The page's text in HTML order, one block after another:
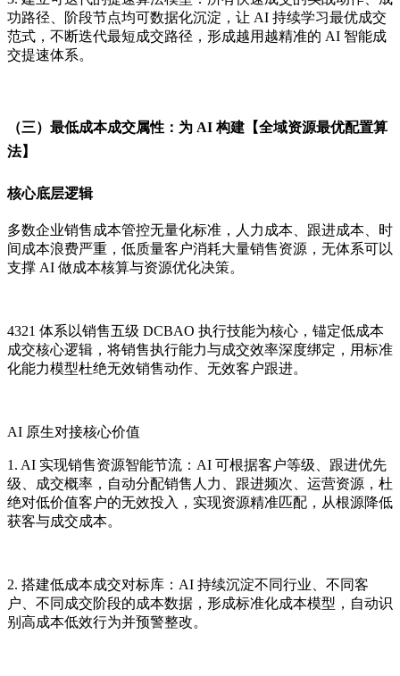
功路径、阶段节点均可数据化沉淀，让 AI 持续学习最优成交
范式，不断迭代最短成交路径，形成越用越精准的 AI 智能成
交提速体系。
（三）最低成本成交属性：为 AI 构建【全域资源最优配置算
法】
核心底层逻辑
多数企业销售成本管控无量化标准，人力成本、跟进成本、时
间成本浪费严重，低质量客户消耗大量销售资源，无体系可以
支撑 AI 做成本核算与资源优化决策。
4321 体系以销售五级 DCBAO 执行技能为核心，锚定低成本
成交核心逻辑，将销售执行能力与成交效率深度绑定，用标准
化能力模型杜绝无效销售动作、无效客户跟进。
AI 原生对接核心价值
1. AI 实现销售资源智能节流：AI 可根据客户等级、跟进优先
级、成交概率，自动分配销售人力、跟进频次、运营资源，杜
绝对低价值客户的无效投入，实现资源精准匹配，从根源降低
获客与成交成本。
2. 搭建低成本成交对标库：AI 持续沉淀不同行业、不同客
户、不同成交阶段的成本数据，形成标准化成本模型，自动识
别高成本低效行为并预警整改。